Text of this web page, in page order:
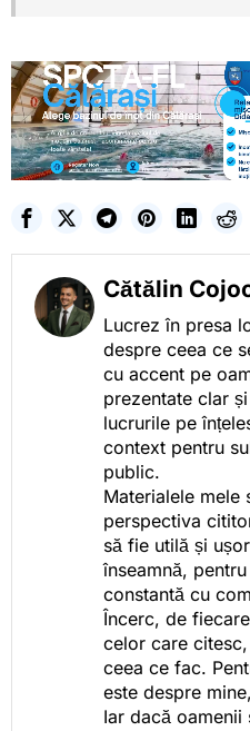
Cătălin
Lucrez în presa
despre ceea ce
cu accent pe
prezentate clar
lucrurile pe
context pentru
public.
Materialele mele
perspectiva
să fie utilă și
înseamnă,
constantă cu
Încerc, de
celor care
ceea ce fac.
este despre
Iar dacă